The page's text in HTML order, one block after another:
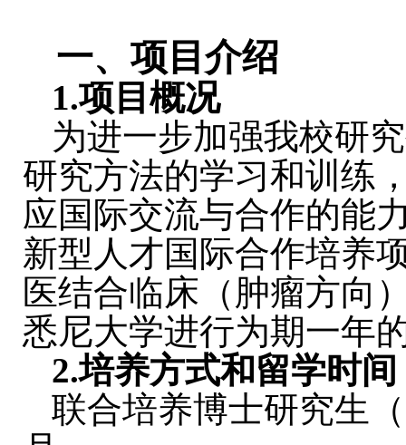
一、项目介绍
1.项目概况
为进一步加强我校研
研究方法的学习和训练
应国际交流与合作的能
新型人才国际合作培养
医结合临床（肿瘤方向
悉尼大学进行为期一年
2.培养方式和留学时间
联合培养博士研究生